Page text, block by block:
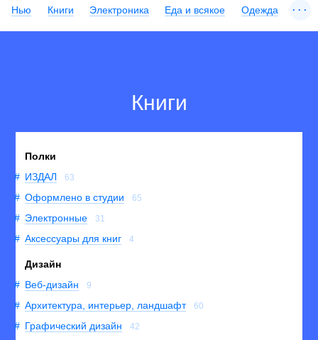
Нью Книги Электроника Еда и всякое Одежда ...
Книги
Полки
ИЗДАЛ
63
Оформлено в студии 65
Электронные 31
Аксессуары для книг 4
Дизайн
Веб-дизайн
9
Архитектура, интерьер, ландшафт 60
Графический дизайн 42